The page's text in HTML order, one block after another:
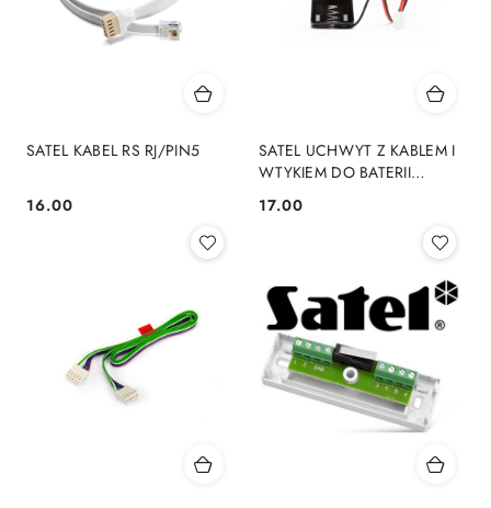
SATEL KABEL RS RJ/PIN5
Cena:
16.00
SATEL UCHWYT Z KABLEM I
WTYKIEM DO BATERII
ER34615 HOLDER-ER
Cena:
17.00